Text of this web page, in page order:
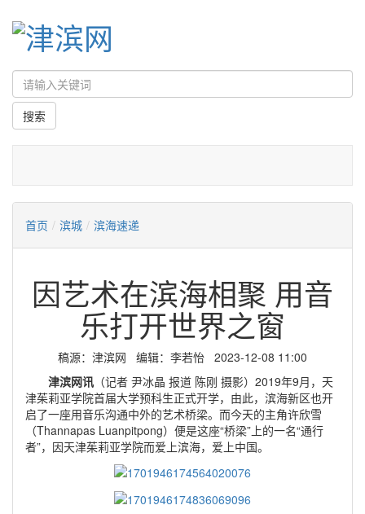
首页 / 滨城 / 滨海速递
因艺术在滨海相聚 用音
乐打开世界之窗
稿源：津滨网 编辑：李若怡 2023-12-08 11:00
津滨网讯 （记者 尹冰晶 报道 陈刚 摄影）2019年9月，天
津茱莉亚学院首届大学预科生正式开学，由此，滨海新区也开
启了一座用音乐沟通中外的艺术桥梁。而今天的主角许欣雪
（Thannapas Luanpitpong）便是这座“桥梁”上的一名“通行
者”，因天津茱莉亚学院而爱上滨海，爱上中国。